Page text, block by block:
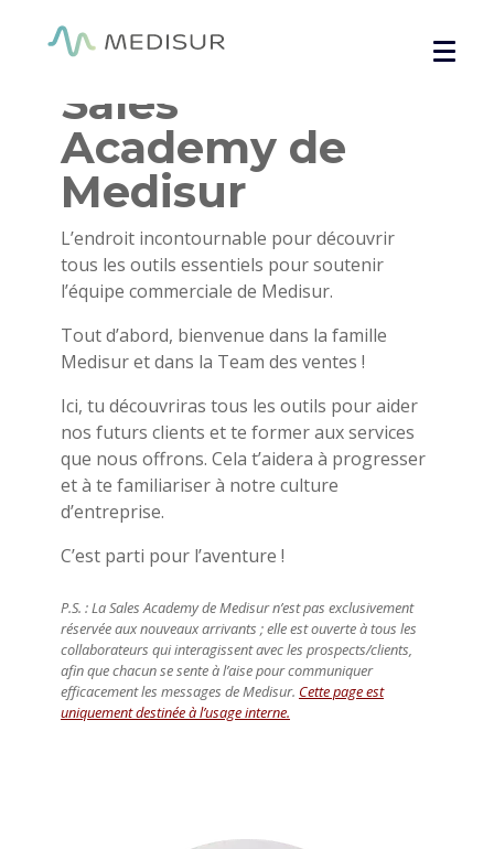
Accueil
Sales
Academy de
Medisur
L’endroit incontournable pour découvrir
tous les outils essentiels pour soutenir
l’équipe commerciale de Medisur.
Tout d’abord, bienvenue dans la famille
Medisur et dans la Team des ventes !
Ici, tu découvriras tous les outils pour aider
nos futurs clients et te former aux services
que nous offrons. Cela t’aidera à progresser
et à te familiariser à notre culture
d’entreprise.
C’est parti pour l’aventure !
P.S. : La Sales Academy de Medisur n’est pas exclusivement
réservée aux nouveaux arrivants ; elle est ouverte à tous les
collaborateurs qui interagissent avec les prospects/clients,
afin que chacun se sente à l’aise pour communiquer
efficacement les messages de Medisur. Cette page est
uniquement destinée à l’usage interne.